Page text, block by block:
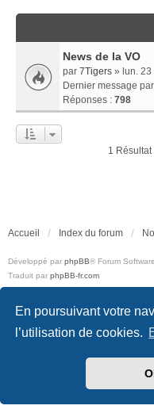
En poursuivant votre
l’utilisation de cookies.
News de la VO
par 7Tigers » lun. 23
Dernier message par
Réponses : 798
1 Résultat
Accueil Index du forum
Développé par phpBB® Forum
Traduit par phpBB-fr.com
Stylewe_universalcreated by